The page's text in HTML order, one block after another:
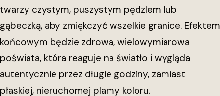
twarzy czystym, puszystym pędzlem lub
gąbeczką, aby zmiękczyć wszelkie granice. Efektem
końcowym będzie zdrowa, wielowymiarowa
poświata, która reaguje na światło i wygląda
autentycznie przez długie godziny, zamiast
płaskiej, nieruchomej plamy koloru.